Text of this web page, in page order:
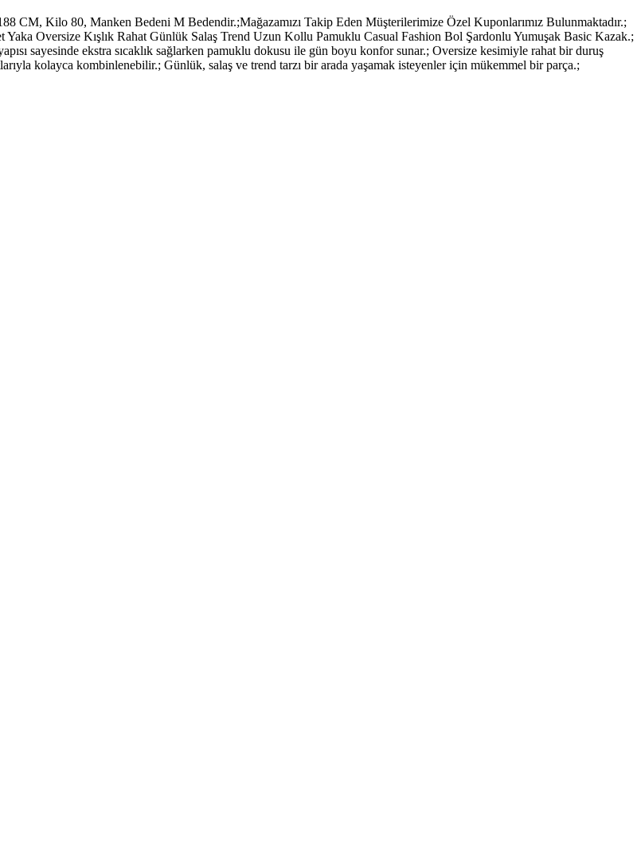
CM, Kilo 80, Manken Bedeni M Bedendir.;Mağazamızı Takip Eden Müşterilerimize Özel Kuponlarımız Bulunmaktadır.;
Oversize Kışlık Rahat Günlük Salaş Trend Uzun Kollu Pamuklu Casual Fashion Bol Şardonlu Yumuşak Basic Kazak.;
sayesinde ekstra sıcaklık sağlarken pamuklu dokusu ile gün boyu konfor sunar.; Oversize kesimiyle rahat bir duruş
kolayca kombinlenebilir.; Günlük, salaş ve trend tarzı bir arada yaşamak isteyenler için mükemmel bir parça.;